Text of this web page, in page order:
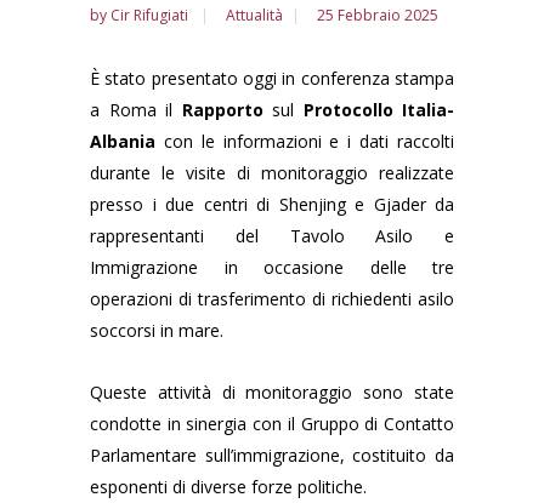
by Cir Rifugiati Attualità 25 Febbraio 2025
È stato presentato oggi in conferenza stampa
a Roma il Rapporto sul Protocollo Italia-
Albania con le informazioni e i dati raccolti
durante le visite di monitoraggio realizzate
presso i due centri di Shenjing e Gjader da
rappresentanti del Tavolo Asilo e
Immigrazione in occasione delle tre
operazioni di trasferimento di richiedenti asilo
soccorsi in mare.
Queste attività di monitoraggio sono state
condotte in sinergia con il Gruppo di Contatto
Parlamentare sull’immigrazione, costituito da
esponenti di diverse forze politiche.